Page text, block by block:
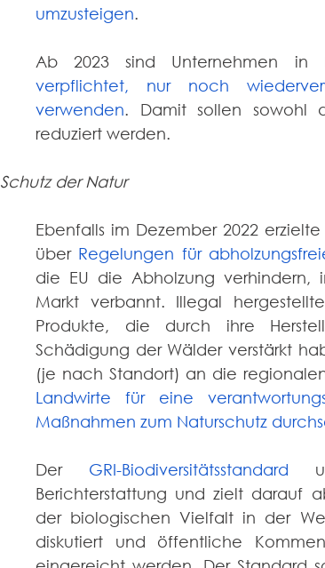
umzusteigen.
verpflichtet, nur noch
verwenden. Damit sollen sowohl
reduziert werden.
Schutz der Natur
Ebenfalls im Dezember 2022
über Regelungen für
die EU die Abholzung
Markt verbannt. Illegal
Produkte, die durch ihre
Schädigung der Wälder verstärkt
Landwirte für eine
Maßnahmen zum Naturschutz
Der GRI-Biodiversitätsstandard
Berichterstattung und zielt darauf
der biologischen Vielfalt in der
diskutiert und öffentliche